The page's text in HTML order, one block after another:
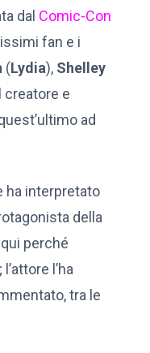
dal Comic-Con
fan e i
(Lydia), Shelley
creatore e
ad
ha interpretato
della
perché
l’ha
tra le